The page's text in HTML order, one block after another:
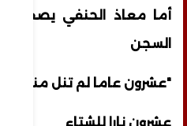
أما معاذ الحنفي يصف
السجن
"عشرون عاما لم تنل منك
عشرون نارا للشتاء